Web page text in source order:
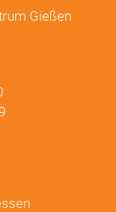
Gießen